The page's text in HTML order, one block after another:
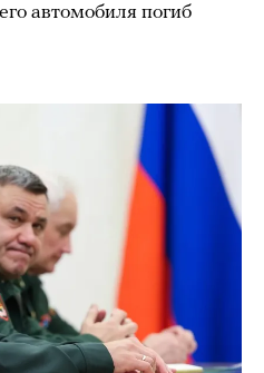
автомобиля погиб